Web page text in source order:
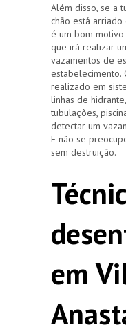
Além disso, se a
chão está
é um bom
que irá realizar
vazamentos de
estabelecimento.
realizado em
linhas de
tubulações,
detectar um
E não se
sem destruição.
em